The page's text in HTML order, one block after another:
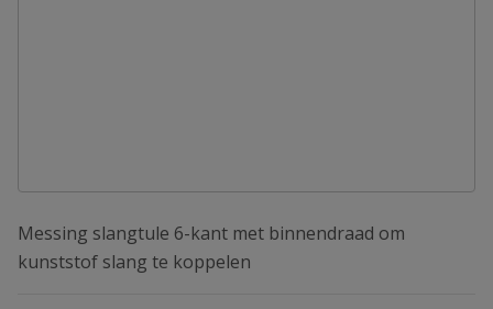
Messing slangtule 6-kant met binnendraad om
kunststof slang te koppelen